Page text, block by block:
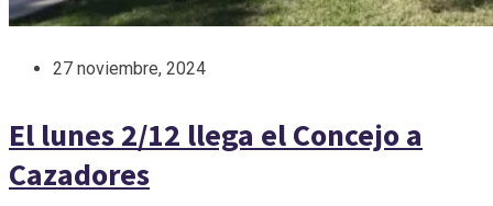
27 noviembre, 2024
El lunes 2/12 llega el Concejo a
Cazadores